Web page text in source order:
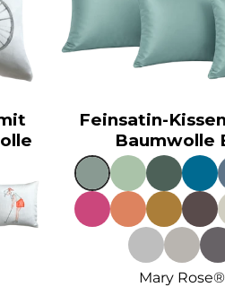
Feinsatin-
Baumwolle
Mary Rose®